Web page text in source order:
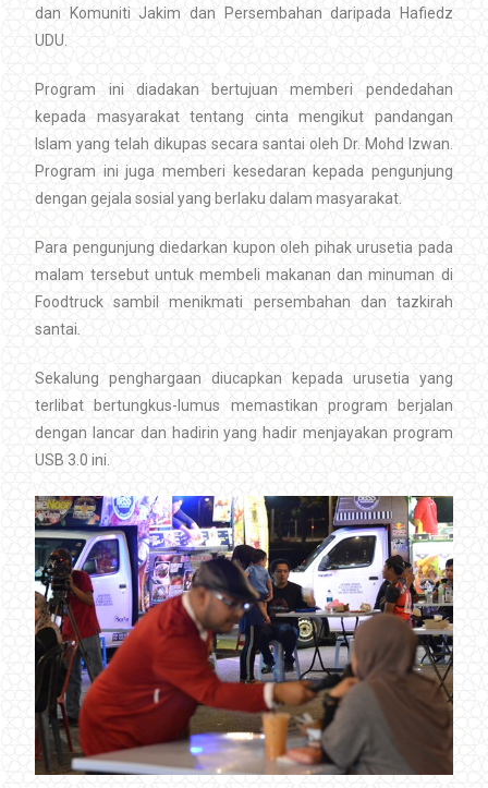
dan Komuniti Jakim dan Persembahan daripada Hafiedz
UDU.
Program ini diadakan bertujuan memberi pendedahan
kepada masyarakat tentang cinta mengikut pandangan
Islam yang telah dikupas secara santai oleh Dr. Mohd Izwan.
Program ini juga memberi kesedaran kepada pengunjung
dengan gejala sosial yang berlaku dalam masyarakat.
Para pengunjung diedarkan kupon oleh pihak urusetia pada
malam tersebut untuk membeli makanan dan minuman di
Foodtruck sambil menikmati persembahan dan tazkirah
santai.
Sekalung penghargaan diucapkan kepada urusetia yang
terlibat bertungkus-lumus memastikan program berjalan
dengan lancar dan hadirin yang hadir menjayakan program
USB 3.0 ini.